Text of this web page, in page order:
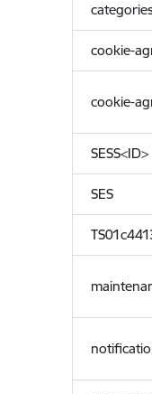
cookie-
cookie-
SESS<ID>
SES